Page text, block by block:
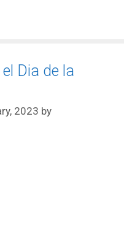
Dia de la
2023 by